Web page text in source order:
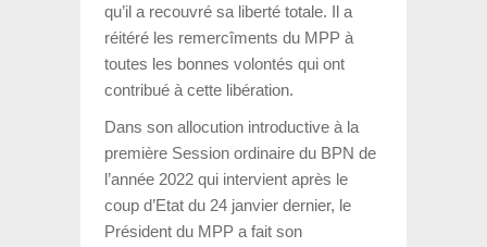
qu’il a recouvré sa liberté totale. Il a
réitéré les remercîments du MPP à
toutes les bonnes volontés qui ont
contribué à cette libération.
Dans son allocution introductive à la
première Session ordinaire du BPN de
l’année 2022 qui intervient après le
coup d’Etat du 24 janvier dernier, le
Président du MPP a fait son